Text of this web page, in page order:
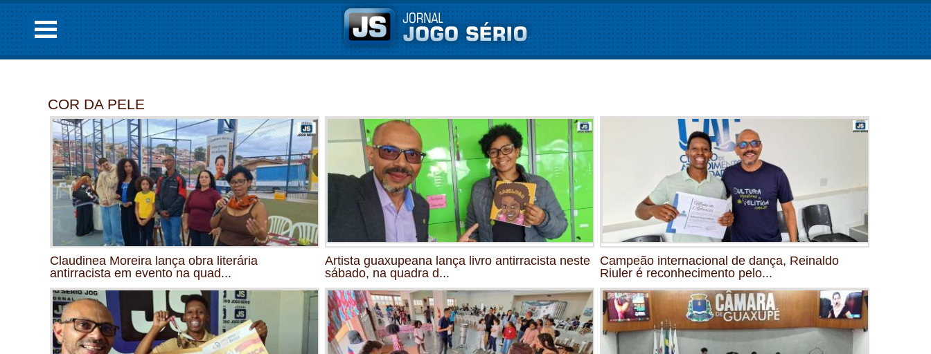
COR DA PELE
Claudinea Moreira lança obra literária
antirracista em evento na quad...
Artista guaxupeana lança livro antirracista neste
sábado, na quadra d...
Campeão internacional de dança, Reinaldo
Riuler é reconhecimento pelo...